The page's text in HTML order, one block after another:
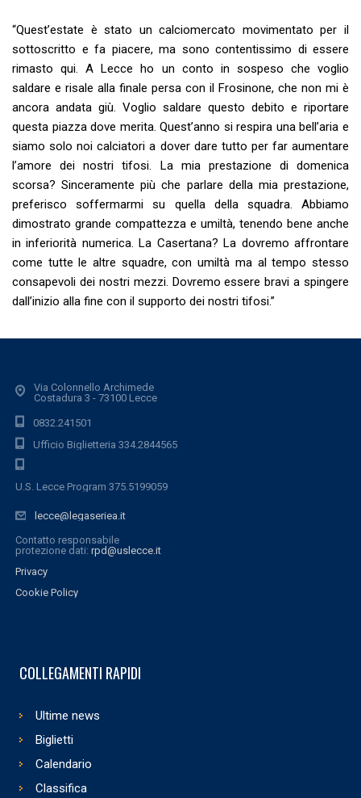
“Quest’estate è stato un calciomercato movimentato per il
sottoscritto e fa piacere, ma sono contentissimo di essere
rimasto qui. A Lecce ho un conto in sospeso che voglio
saldare e risale alla finale persa con il Frosinone, che non mi è
ancora andata giù. Voglio saldare questo debito e riportare
questa piazza dove merita. Quest’anno si respira una bell’aria e
siamo solo noi calciatori a dover dare tutto per far aumentare
l’amore dei nostri tifosi. La mia prestazione di domenica
scorsa? Sinceramente più che parlare della mia prestazione,
preferisco soffermarmi su quella della squadra. Abbiamo
dimostrato grande compattezza e umiltà, tenendo bene anche
in inferiorità numerica. La Casertana? La dovremo affrontare
come tutte le altre squadre, con umiltà ma al tempo stesso
consapevoli dei nostri mezzi. Dovremo essere bravi a spingere
dall’inizio alla fine con il supporto dei nostri tifosi.”
Via Colonnello Archimede
Costadura 3 - 73100 Lecce
0832.241501
Ufficio Biglietteria 334.2844565
U.S. Lecce Program 375.5199059
lecce@legaseriea.it
Contatto responsabile
protezione dati: rpd@uslecce.it
Privacy
Cookie Policy
COLLEGAMENTI RAPIDI
Ultime news
Biglietti
Calendario
Classifica